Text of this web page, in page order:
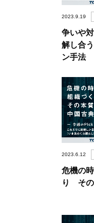
2023.9.19
争いや
解し合
ン手法
2023.6.12
危機の
り その